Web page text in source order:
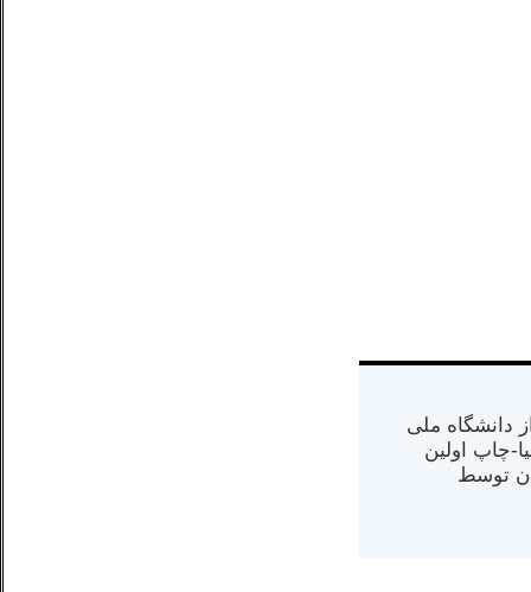
از دانشگاه ملی
در کالیفرنیا-چاپ اولین
در سال ۱۳۸۴ در ایران توسط